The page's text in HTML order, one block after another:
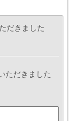
だきました
ただきました